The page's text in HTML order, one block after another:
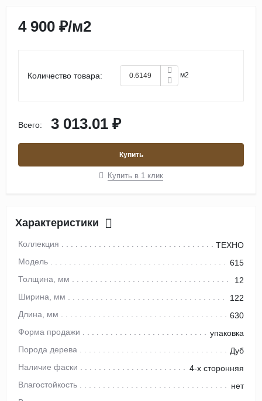
4 900 ₽/м2
Количество товара: м2
Всего: 3 013.01 ₽
Купить
Купить в 1 клик
Характеристики
Коллекция
ТЕХНО
Модель
615
Толщина, мм
12
Ширина, мм
122
Длина, мм
630
Форма продажи
упаковка
Порода дерева
Дуб
Наличие фаски
4-х сторонняя
Влагостойкость
нет